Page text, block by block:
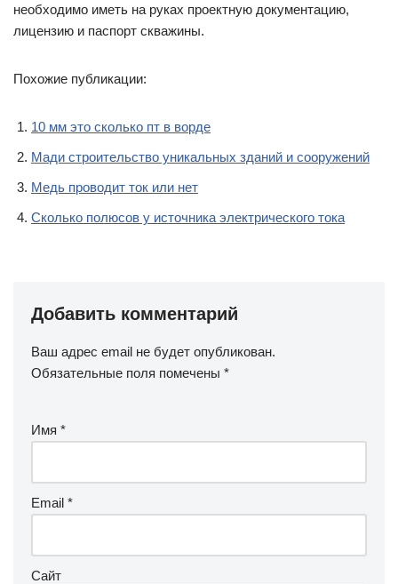
необходимо иметь на руках проектную документацию,
лицензию и паспорт скважины.
Похожие публикации:
10 мм это сколько пт в ворде
Мади строительство уникальных зданий и сооружений
Медь проводит ток или нет
Сколько полюсов у источника электрического тока
Добавить комментарий
Ваш адрес email не будет опубликован.
Обязательные поля помечены *
Имя *
Email *
Сайт